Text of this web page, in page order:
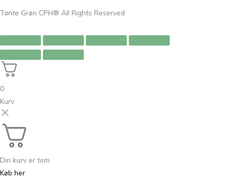
Tante Grøn CPH® All Rights Reserved
0
Kurv
Din kurv er tom
Køb her